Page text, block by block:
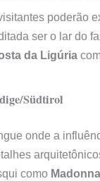
poderão
ser o lar do
da Ligúria
Südtirol
onde a
como